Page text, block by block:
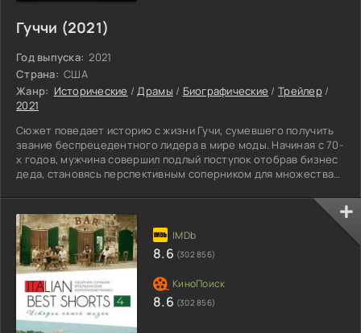
Гуччи (2021)
Год выпуска: 2021
Страна: США
Жанр: Исторические /Драмы / Биографические / Трейлер/
2021
Сюжет поведает историю с жизни Гучи, сумевшего получить
звание беспрецедентного лидера в мире моды. Начиная с 70-
х годов, мужчина совершил подлый поступок отобрав бизнес
деда, становясь перспективным соперником для множества
80-х годов, показал могущество власти, поскольку мир увидел
153 фирменных магазина по всему государству и ближайших
цивилизациях. Короткий промежуток времени помог
семейству получить вознаграждение в миллионах долларов.
8.6 (302 856)
8.6 (302 856)